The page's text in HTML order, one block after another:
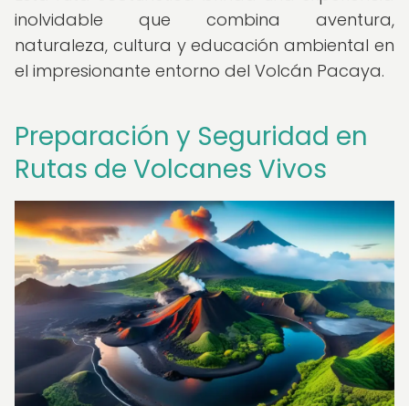
inolvidable que combina aventura,
naturaleza, cultura y educación ambiental en
el impresionante entorno del Volcán Pacaya.
Preparación y Seguridad en
Rutas de Volcanes Vivos